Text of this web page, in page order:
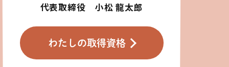
代表取締役 小松 龍太郎
わたしの取得資格